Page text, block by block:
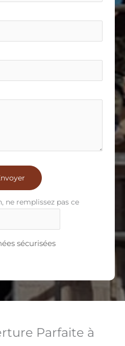
ne remplissez pas ce
sécurisées
Parfaite à